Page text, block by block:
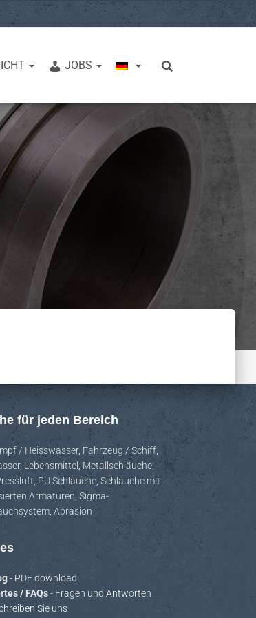
JOBS
für jeden Bereich
/ Heisswasser, Fahrzeug / Schiff
, Lebensmittel Metallschläuche
PU Schläuche Schläuche mit
Armaturen Sigma-
Abrasion
- PDF download
/ FAQs- Fragen und Antworten
Sie uns